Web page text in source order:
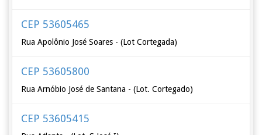
CEP 53605465
Rua Apolônio José Soares - (Lot Cortegada)
CEP 53605800
Rua Arnóbio José de Santana - (Lot. Cortegado)
CEP 53605415